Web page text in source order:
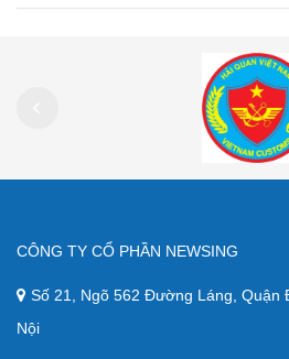
CÔNG TY CỔ PHẦN NEWSING
Số 21, Ngõ 562 Đường Láng, Quận
Nội